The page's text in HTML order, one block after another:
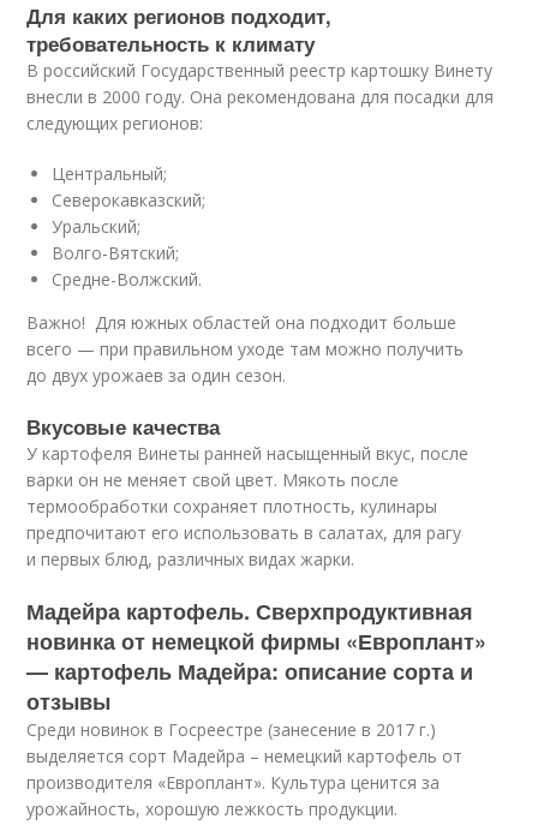
Для каких регионов подходит,
требовательность к климату
В российский Государственный реестр картошку Винету
внесли в 2000 году. Она рекомендована для посадки для
следующих регионов:
Центральный;
Северокавказский;
Уральский;
Волго-Вятский;
Средне-Волжский.
Важно! Для южных областей она подходит больше
всего — при правильном уходе там можно получить
до двух урожаев за один сезон.
Вкусовые качества
У картофеля Винеты ранней насыщенный вкус, после
варки он не меняет свой цвет. Мякоть после
термообработки сохраняет плотность, кулинары
предпочитают его использовать в салатах, для рагу
и первых блюд, различных видах жарки.
Мадейра картофель. Сверхпродуктивная
новинка от немецкой фирмы «Европлант»
— картофель Мадейра: описание сорта и
отзывы
Среди новинок в Госреестре (занесение в 2017 г.)
выделяется сорт Мадейра – немецкий картофель от
производителя «Европлант». Культура ценится за
урожайность, хорошую лежкость продукции.